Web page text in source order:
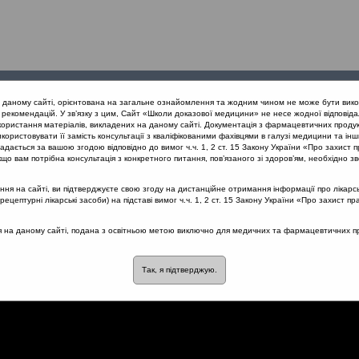
заходи
проекту
гострих тонзилітів з позицій доказової медицини (Одеса)
сучасної медицини:
даному сайті, орієнтована на загальне ознайомлення та жодним чином не може бути
У зв’язку з цим, Сайт «Школи доказової медицини» не несе жодної
матеріалів, викладених на даному сайті. Документація з фармацевтичних
її замість консультації з кваліфікованими фахівцями в галузі медицини та
за вашою згодою відповідно до вимог ч.ч. 1, 2 ст. 15 Закону України «Про захист
потрібна консультація з конкретного питання, пов’язаного зі здоров’ям, необхідно
на сайті, ви підтверджуєте свою згоду на дистанційне отримання інформації про
лікарські засоби) на підставі вимог ч.ч. 1, 2 ст. 15 Закону України «Про захист
на даному сайті, подана з освітньою метою виключно для медичних та фармацевтичних
Так, я підтверджую.